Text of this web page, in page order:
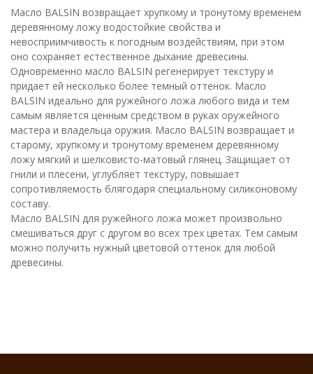
Масло BALSIN возвращает хрупкому и тронутому временем
деревянному ложу водостойкие свойства и
невосприимчивость к погодным воздействиям, при этом
оно сохраняет естественное дыхание древесины.
Одновременно масло BALSIN регенерирует текстуру и
придает ей несколько более темный оттенок. Масло
BALSIN идеально для ружейного ложа любого вида и тем
самым является ценным средством в руках оружейного
мастера и владельца оружия. Масло BALSIN возвращает и
старому, хрупкому и тронутому временем деревянному
ложу мягкий и шелковисто-матовый глянец. Защищает от
гнили и плесени, углубляет текстуру, повышает
сопротивляемость блягодаря специальному силиконовому
составу.
Масло BALSIN для ружейного ложа может произвольно
смешиваться друг с другом во всех трех цветах. Тем самым
можно получить нужный цветовой оттенок для любой
древесины.